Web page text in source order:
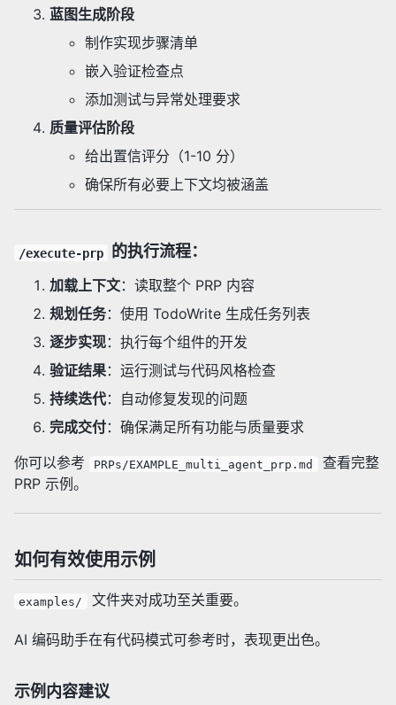
蓝图生成阶段
制作实现步骤清单
嵌入验证检查点
添加测试与异常处理要求
质量评估阶段
给出置信评分（1-10 分）
确保所有必要上下文均被涵盖
/execute-prp 的执行流程：
加载上下文：读取整个 PRP 内容
规划任务：使用 TodoWrite 生成任务列表
逐步实现：执行每个组件的开发
验证结果：运行测试与代码风格检查
持续迭代：自动修复发现的问题
完成交付：确保满足所有功能与质量要求
你可以参考
PRPs/EXAMPLE_multi_agent_prp.md
查看完整
PRP 示例。
如何有效使用示例
examples/ 文件夹对成功至关重要。
AI 编码助手在有代码模式可参考时，表现更出色。
示例内容建议